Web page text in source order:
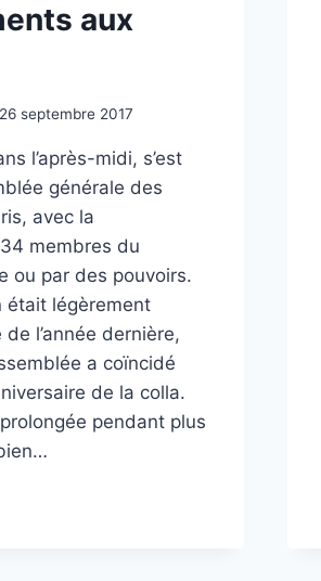
aux
26 septembre 2017
l’après-midi, s’est
générale des
avec la
membres du
ou par des pouvoirs.
était légèrement
l’année dernière,
a coïncidé
de la colla.
pendant plus